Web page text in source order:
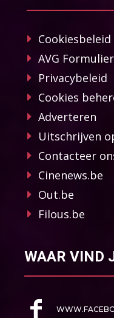
Cookiesbeleid
AVG Formulier
Privacybeleid
Cookies
Adverteren
Uitschrijven
Contacteer
Cinenews.be
Out.be
Filous.be
WAAR VIND